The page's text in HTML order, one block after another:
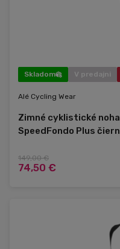
Skladom V predajni
Alé Cycling Wear
Zimné cyklistické
SpeedFondo Plus
149,00 €
74,50 €